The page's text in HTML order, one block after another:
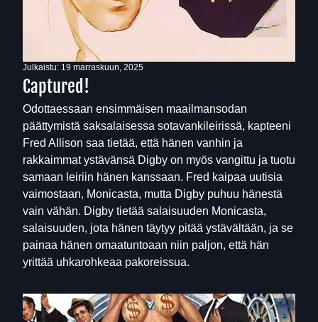
Julkaistu: 19 marraskuun, 2025
Captured!
Odottaessaan ensimmäisen maailmansodan
päättymistä saksalaisessa sotavankileirissä, kapteeni
Fred Allison saa tietää, että hänen vanhin ja
rakkaimmat ystävänsä Digby on myös vangittu ja tuotu
samaan leiriin hänen kanssaan. Fred kaipaa uutisia
vaimostaan, Monicasta, mutta Digby puhuu hänestä
vain vähän. Digby tietää salaisuuden Monicasta,
salaisuuden, jota hänen täytyy pitää ystävältään, ja se
painaa hänen omaatuntoaan niin paljon, että hän
yrittää uhkarohkeaa pakoreissua.